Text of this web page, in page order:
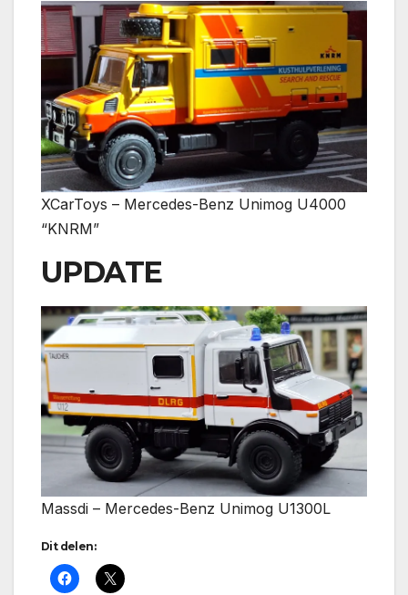
XCarToys – Mercedes-Benz Unimog U4000
“KNRM”
UPDATE
Massdi – Mercedes-Benz Unimog U1300L
Dit delen: